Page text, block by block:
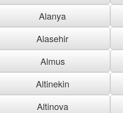
Alanya
Alasehir
Almus
Altinekin
Altinova